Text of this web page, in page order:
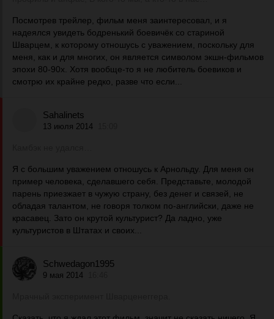
Посмотрев трейлер, фильм меня заинтересовал, и я
надеялся увидеть бодренький боевичёк со стариной
Шварцем, к которому отношусь с уважением, поскольку для
меня, как и для многих, он является символом экшн-фильмов
эпохи 80-90х. Хотя вообще-то я не любитель боевиков и
смотрю их крайне редко, разве что если...
Sahalinets
13 июля 2014
Я с большим уважением отношусь к Арнольду. Для меня он
пример человека, сделавшего себя. Представьте, молодой
парень приезжает в чужую страну, без денег и связей, не
обладая талантом, не говоря толком по-английски, даже не
красавец. Зато он крутой культурист? Да ладно, уже
культуристов в Штатах и своих...
Schwedagon1995
9 мая 2014